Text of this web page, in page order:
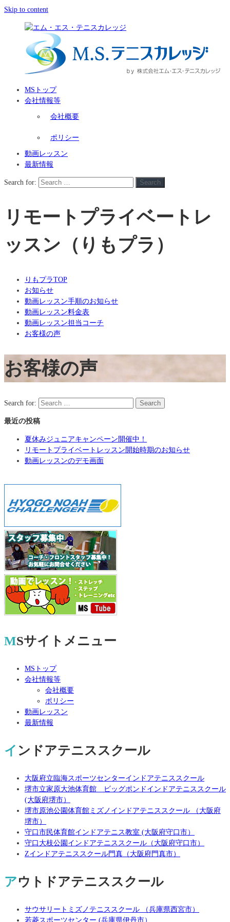
Skip to content
MSトップ
会社情報等
会社概要
ポリシー
動画レッスン
最新情報
Search for: Search
リモートプライベートレ
ッスン（りもプラ）
りもプラTOP
お知らせ
動画レッスン手順のお知らせ
動画レッスン料金表
動画レッスン担当コーチ
お客様の声
お客様の声
Search for: Search
最近の投稿
夏休みジュニアキャンペーン開催中！
リモートプライベートレッスン開始時期のお知らせ
動画レッスンのデモ画面
MSサイトメニュー
MSトップ
会社情報等
会社概要
ポリシー
動画レッスン
最新情報
インドアテニススクール
大阪府立臨海スポーツセンターインドアテニススクール
堺市立家原大池体育館 ビッグポンドインドアテニススクール
(大阪府堺市）
堺市原池公園体育館ミズノインドアテニススクール （大阪府
堺市）
守口市民体育館インドアテニス教室 (大阪府守口市）
守口大枝公園インドアテニススクール（大阪府守口市）
Zインドアテニススクール門真（大阪府門真市）
アウトドアテニススクール
サウサリートミズノテニススクール （兵庫県西宮市）
若菱スポーツセンター (兵庫県伊丹市）